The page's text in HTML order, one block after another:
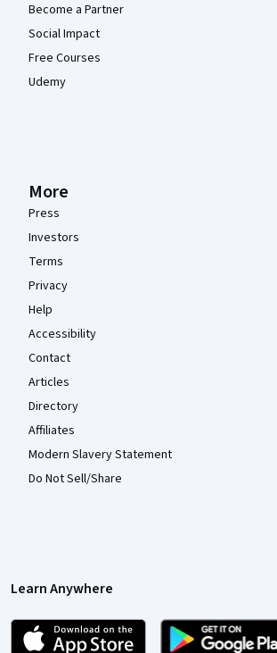
Become a Partner
Social Impact
Free Courses
Udemy
More
Press
Investors
Terms
Privacy
Help
Accessibility
Contact
Articles
Directory
Affiliates
Modern Slavery Statement
Do Not Sell/Share
Learn Anywhere